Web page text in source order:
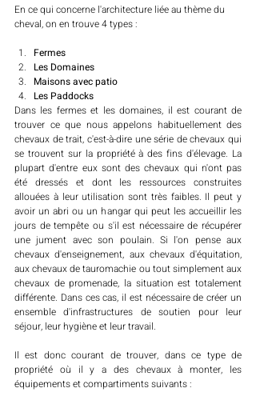
En ce qui concerne l'architecture liée au thème du
cheval, on en trouve 4 types :
Fermes
Les Domaines
Maisons avec patio
Les Paddocks
Dans les fermes et les domaines, il est courant de
trouver ce que nous appelons habituellement des
chevaux de trait, c'est-à-dire une série de chevaux qui
se trouvent sur la propriété à des fins d'élevage. La
plupart d'entre eux sont des chevaux qui n'ont pas
été dressés et dont les ressources construites
allouées à leur utilisation sont très faibles. Il peut y
avoir un abri ou un hangar qui peut les accueillir les
jours de tempête ou s'il est nécessaire de récupérer
une jument avec son poulain. Si l'on pense aux
chevaux d'enseignement, aux chevaux d'équitation,
aux chevaux de tauromachie ou tout simplement aux
chevaux de promenade, la situation est totalement
différente. Dans ces cas, il est nécessaire de créer un
ensemble d'infrastructures de soutien pour leur
séjour, leur hygiène et leur travail.
Il est donc courant de trouver, dans ce type de
propriété où il y a des chevaux à monter, les
équipements et compartiments suivants :